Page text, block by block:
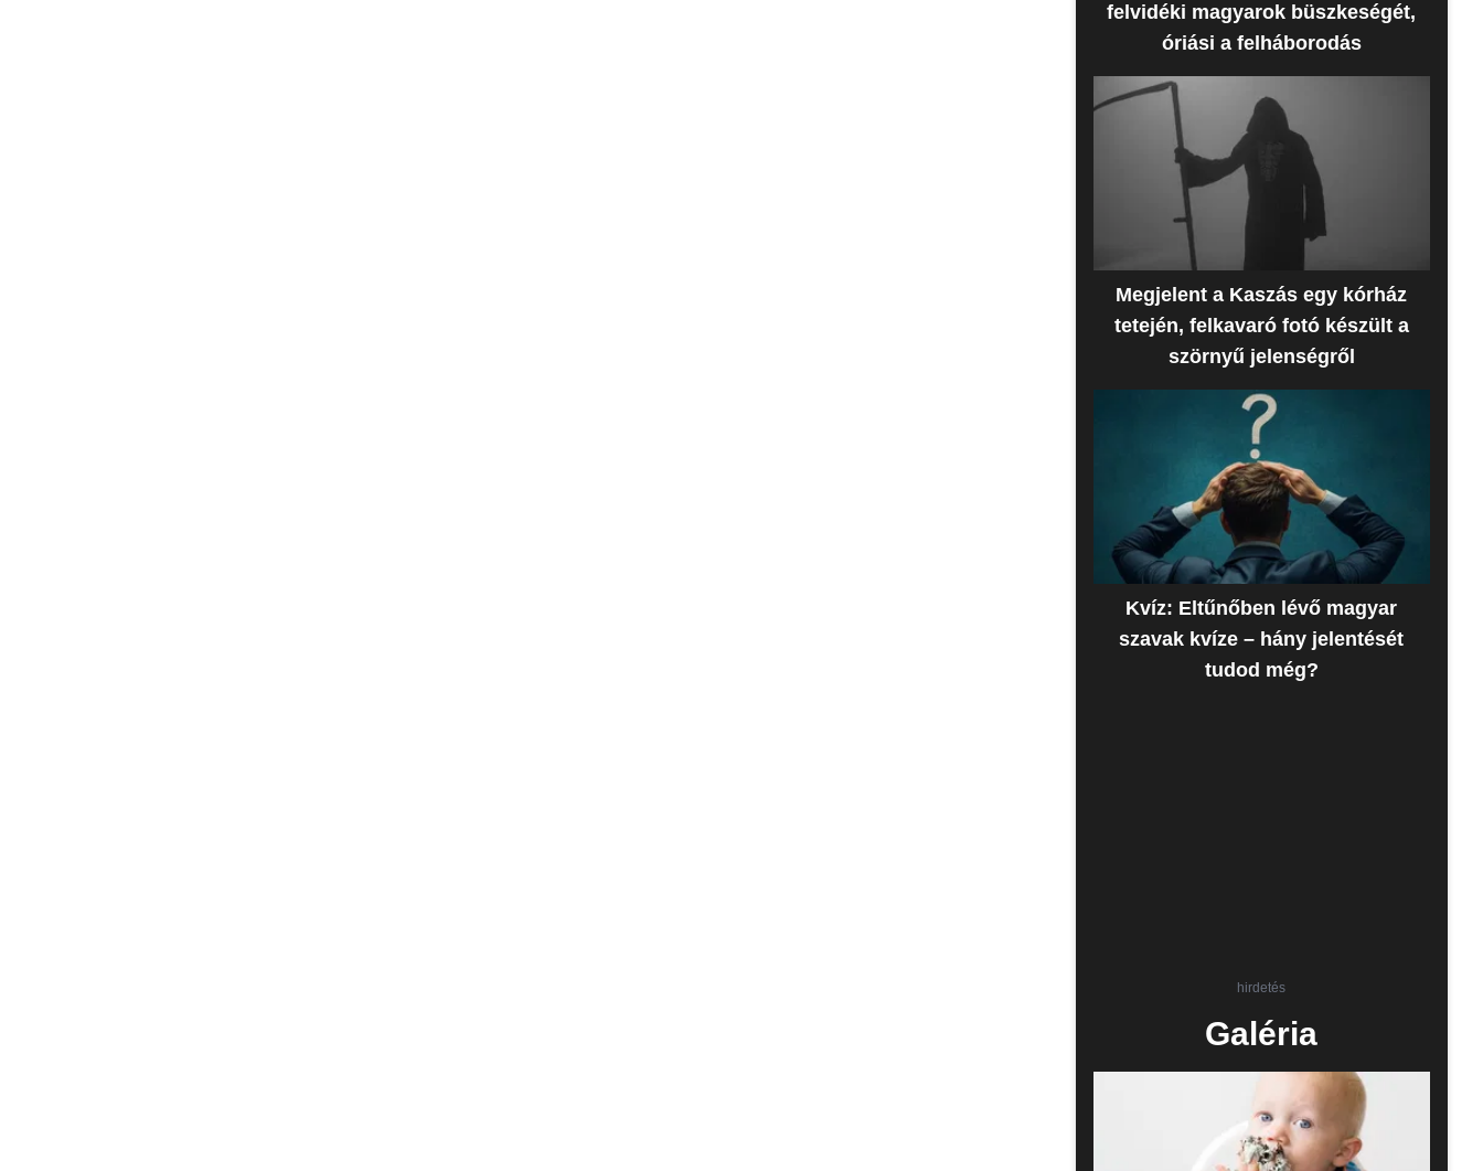
felvidéki magyarok büszkeségét,
óriási a felháborodás
Megjelent a Kaszás egy kórház
tetején, felkavaró fotó készült a
szörnyű jelenségről
Kvíz: Eltűnőben lévő magyar
szavak kvíze – hány jelentését
tudod még?
hirdetés
Galéria